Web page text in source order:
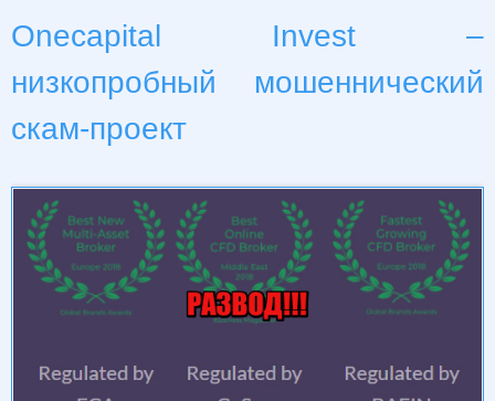
Onecapital Invest –
низкопробный мошеннический
скам-проект